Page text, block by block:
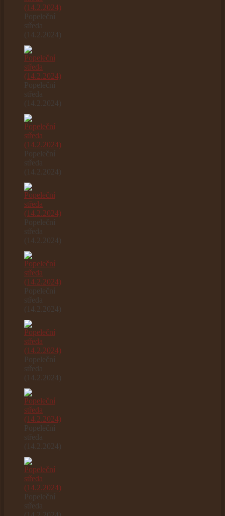
Popeleční
středa
(14.2.2024)
Popeleční
středa
(14.2.2024)
Popeleční
středa
(14.2.2024)
Popeleční
středa
(14.2.2024)
Popeleční
středa
(14.2.2024)
Popeleční
středa
(14.2.2024)
Popeleční
středa
(14.2.2024)
Popeleční
středa